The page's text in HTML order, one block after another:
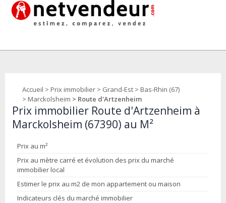
Accueil > Prix immobilier > Grand-Est > Bas-Rhin (67)
> Marckolsheim > Route d'Artzenheim
Prix immobilier Route d'Artzenheim à
Marckolsheim (67390) au M²
Prix au m²
Prix au mètre carré et évolution des prix du marché
immobilier local
Estimer le prix au m2 de mon appartement ou maison
Indicateurs clés du marché immobilier